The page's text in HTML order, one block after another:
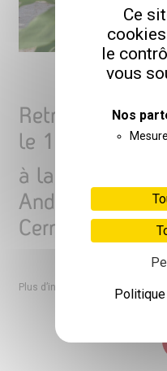
Ce
le
vous
Nos
Retrouvez-les
le 13 mai, de
à la Ferme de
André, 43 route
Cernay
Plus d’informations par mail :